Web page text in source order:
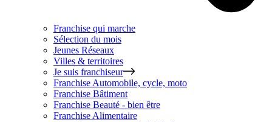
Franchise qui marche
Sélection du mois
Jeunes Réseaux
Villes & territoires
Je suis franchiseur
Franchise Automobile, cycle, moto
Franchise Bâtiment
Franchise Beauté - bien être
Franchise Alimentaire